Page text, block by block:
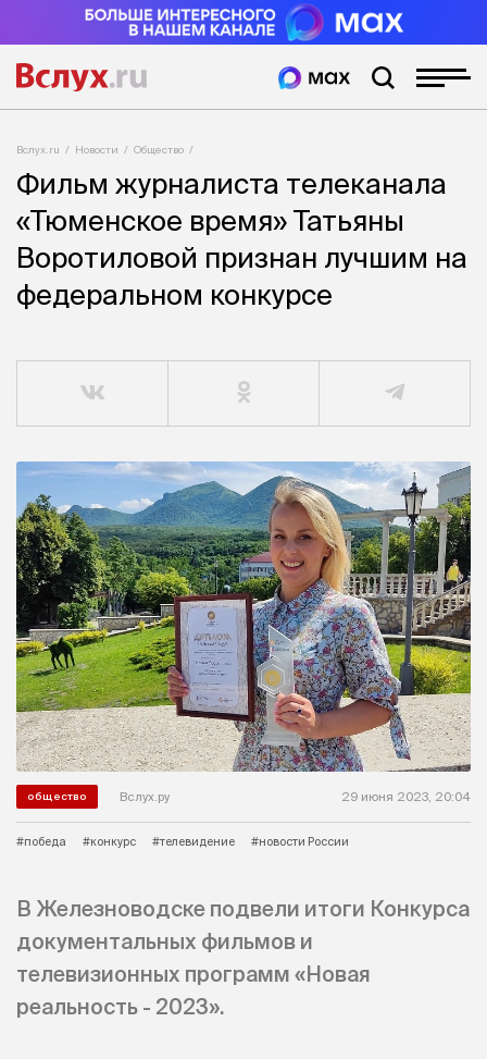
Вслух.ru Новости Общество
Фильм журналиста телеканала
«Тюменское время» Татьяны
Воротиловой признан лучшим на
федеральном конкурсе
общество Вслух.ру 29 июня 2023, 20:04
#победа #конкурс #телевидение #новости России
В Железноводске подвели итоги Конкурса
документальных фильмов и
телевизионных программ «Новая
реальность - 2023».